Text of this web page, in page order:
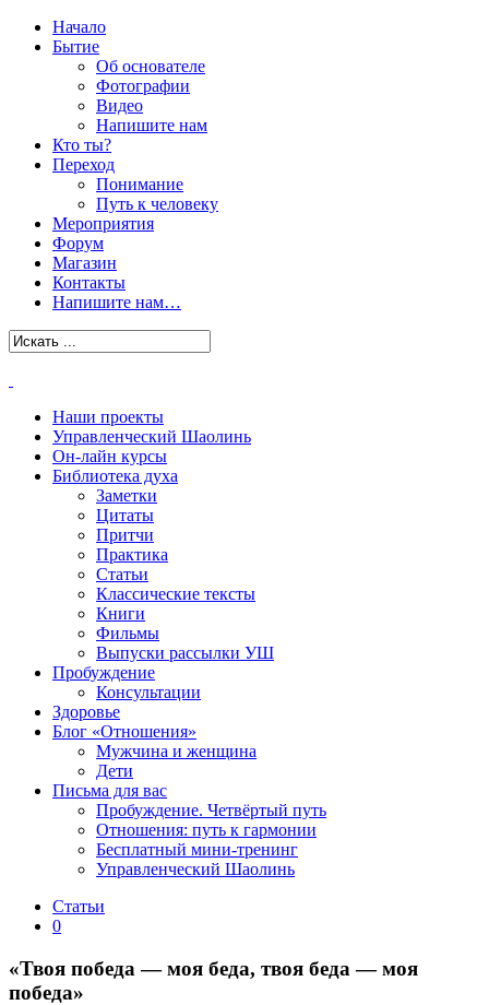
Начало
Бытие
Об основателе
Фотографии
Видео
Напишите нам
Кто ты?
Переход
Понимание
Путь к человеку
Мероприятия
Форум
Магазин
Контакты
Напишите нам…
Наши проекты
Управленческий Шаолинь
Он-лайн курсы
Библиотека духа
Заметки
Цитаты
Притчи
Практика
Статьи
Классические тексты
Книги
Фильмы
Выпуски рассылки УШ
Пробуждение
Консультации
Здоровье
Блог «Отношения»
Мужчина и женщина
Дети
Письма для вас
Пробуждение. Четвёртый путь
Отношения: путь к гармонии
Бесплатный мини-тренинг
Управленческий Шаолинь
Статьи
0
«Твоя победа — моя беда, твоя беда — моя
победа»